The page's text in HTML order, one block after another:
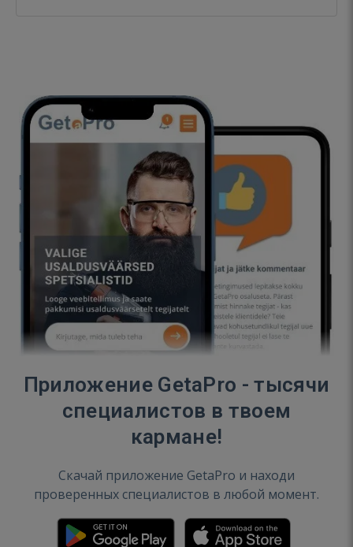
Приложение GetaPro - тысячи
специалистов в твоем
кармане!
Скачай приложение GetaPro и находи
проверенных специалистов в любой момент.